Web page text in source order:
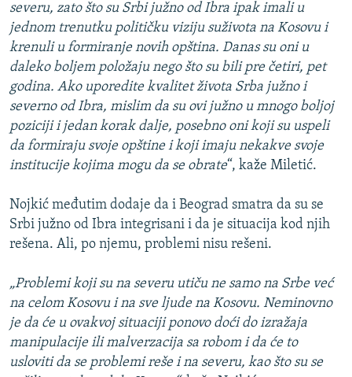
severu, zato što su Srbi južno od Ibra ipak imali u
jednom trenutku političku viziju suživota na Kosovu i
krenuli u formiranje novih opština. Danas su oni u
daleko boljem položaju nego što su bili pre četiri, pet
godina. Ako uporedite kvalitet života Srba južno i
severno od Ibra, mislim da su ovi južno u mnogo boljoj
poziciji i jedan korak dalje, posebno oni koji su uspeli
da formiraju svoje opštine i koji imaju nekakve svoje
institucije kojima mogu da se obrate“, kaže Miletić.
Nojkić međutim dodaje da i Beograd smatra da su se
Srbi južno od Ibra integrisani i da je situacija kod njih
rešena. Ali, po njemu, problemi nisu rešeni.
„Problemi koji su na severu utiču ne samo na Srbe već
na celom Kosovu i na sve ljude na Kosovu. Neminovno
je da će u ovakvoj situaciji ponovo doći do izražaja
manipulacije ili malverzacija sa robom i da će to
usloviti da se problemi reše i na severu, kao što su se